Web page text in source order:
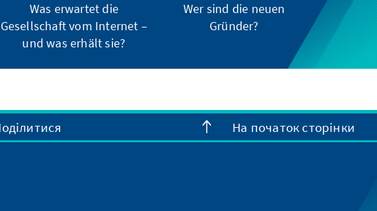
Was erwartet die
Gesellschaft vom Internet –
und was erhält sie?
Wer sind die neuen
Gründer?
На початок сторінки